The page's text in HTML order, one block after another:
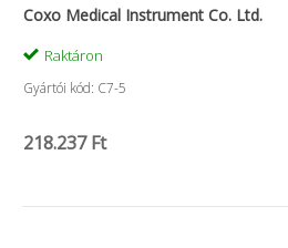
Coxo Medical Instrument Co. Ltd.
Raktáron
Gyártói kód: C7-5
218.237 Ft